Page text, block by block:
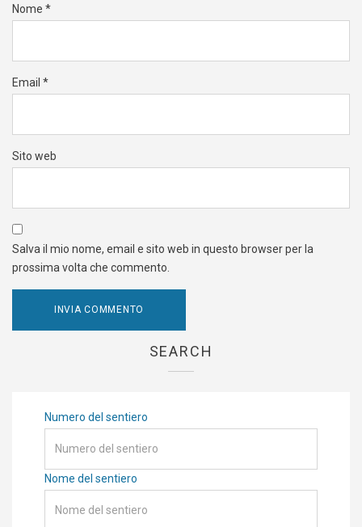
Nome *
Email *
Sito web
Salva il mio nome, email e sito web in questo browser per la
prossima volta che commento.
SEARCH
Numero del sentiero
Nome del sentiero